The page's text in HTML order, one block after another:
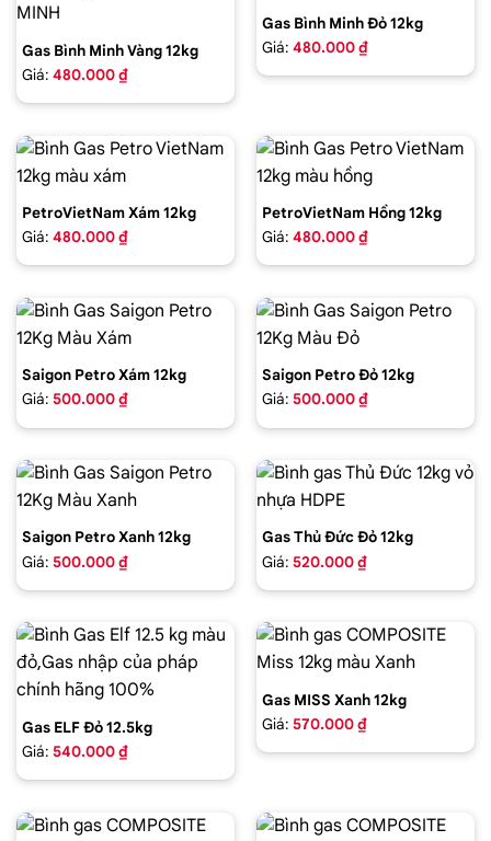
Gas Bình Minh Vàng 12kg
Giá: 480.000 ₫
Gas Bình Minh Đỏ 12kg
Giá: 480.000 ₫
PetroVietNam Xám 12kg
Giá: 480.000 ₫
PetroVietNam Hồng 12kg
Giá: 480.000 ₫
Saigon Petro Xám 12kg
Giá: 500.000 ₫
Saigon Petro Đỏ 12kg
Giá: 500.000 ₫
Saigon Petro Xanh 12kg
Giá: 500.000 ₫
Gas Thủ Đức Đỏ 12kg
Giá: 520.000 ₫
Gas ELF Đỏ 12.5kg
Giá: 540.000 ₫
Gas MISS Xanh 12kg
Giá: 570.000 ₫